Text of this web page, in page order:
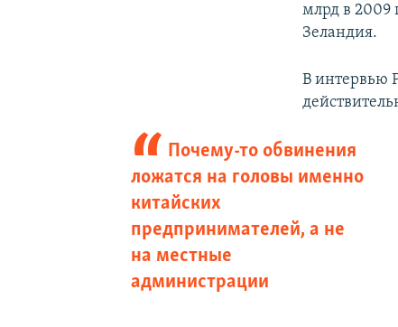
млрд в 2009
Зеландия.
В интервью
Почему-то обвинения
ложатся на головы именно
китайских
предпринимателей, а не
на местные
администрации